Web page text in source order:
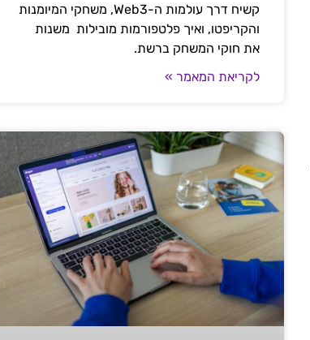
קשיח דרך עולמות ה-Web3, משחקי המיומנות
והקריפטו, ואיך פלטפורמות מובילות משנות
את חוקי המשחק ברשת.
לקריאת המאמר »